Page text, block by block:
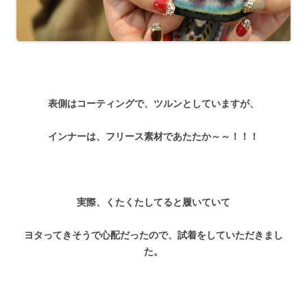
表側はコーティングで、ツルンとしていますが、
インナーは、フリース素材であたたか～～！！！
実際、くたくたしてると履いていて
ヨタってきそうで心配だったので、試着をしていただきまし
た。